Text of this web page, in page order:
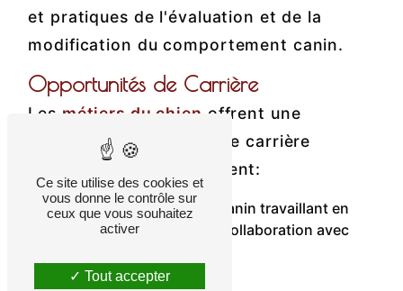
et pratiques de l'évaluation et de la
modification du comportement canin.
Opportunités de Carrière
Les métiers du chien offrent une
variété d'opportunités de carrière
enrichissantes, notamment:
Comportementaliste canin travaillant en
pratique privée ou en collaboration avec
Ce site utilise des cookies et
vous donne le contrôle sur
ceux que vous souhaitez
activer
Tout accepter